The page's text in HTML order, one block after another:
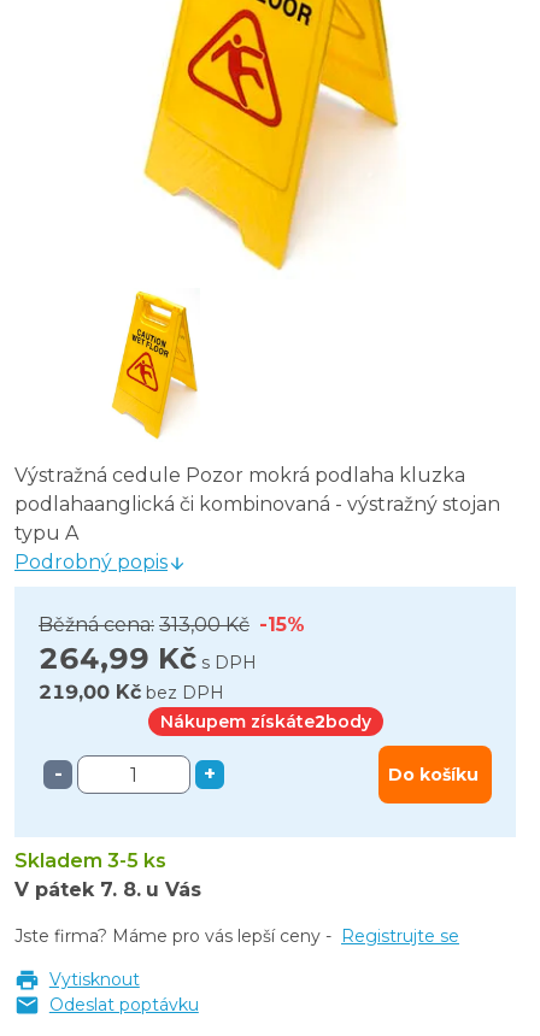
Výstražná cedule Pozor mokrá podlaha kluzka
podlahaanglická či kombinovaná - výstražný stojan
typu A
Podrobný popis
Běžná cena: 313,00 Kč -15%
264,99 Kč s DPH
219,00 Kč bez DPH
Nákupem získáte2body
- + Do košíku
Skladem 3-5 ks
V pátek 7. 8. u Vás
Jste firma? Máme pro vás lepší ceny - Registrujte se
Vytisknout
Odeslat poptávku